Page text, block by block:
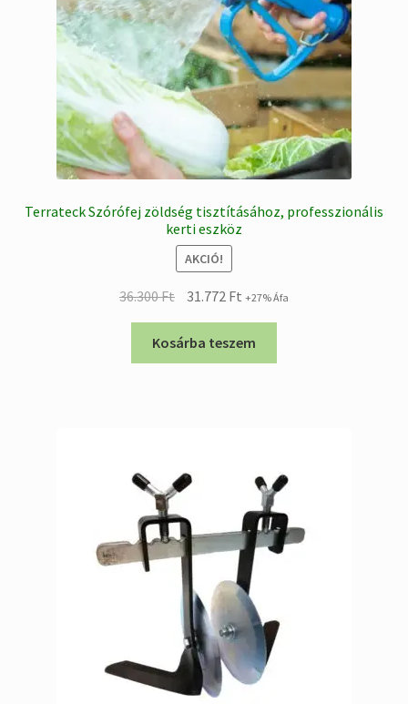
Terrateck Szórófej zöldség tisztításához, professzionális
kerti eszköz
AKCIÓ!
36.300Ft
Original
price
was:
36.300 Ft.
31.772 FtCurrent
price
is:
31.772 Ft.
+27% Áfa
Kosárba teszem